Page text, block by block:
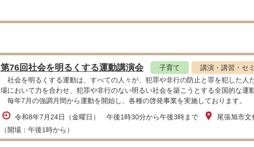
第76回社会を明るくする運動講演会 子育て
講演・講習・セ
社会を明るくする運動は、すべての人々が、犯罪や非行の防止と罪を犯した人
場において力を合わせ、犯罪や非行のない明るい社会を築こうとする全国的な運
毎年7月の強調月間から運動を開始し、各種の啓発事業を実施しております。
令和8年7月24日（金曜日） 午後1時30分から午後3時まで
（開場：午後1時から）
尾張旭市